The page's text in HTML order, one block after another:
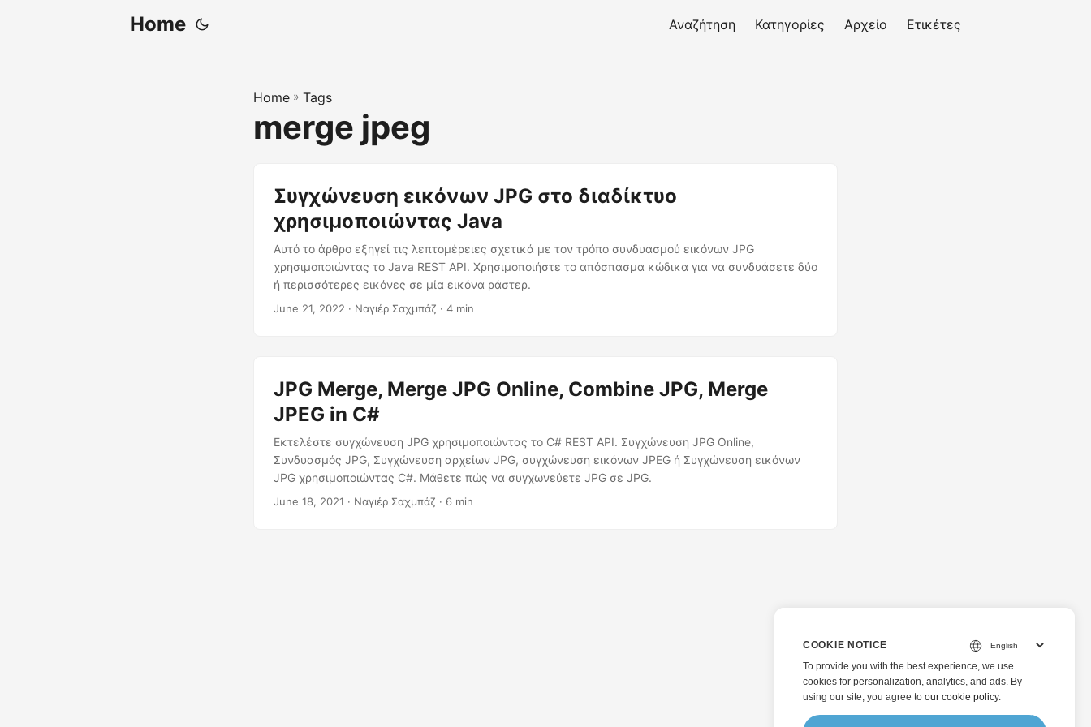
Home Αναζήτηση Κατηγορίες Αρχείο Ετικέτες
Home » Tags
merge jpeg
Συγχώνευση εικόνων JPG στο διαδίκτυο
χρησιμοποιώντας Java
Αυτό το άρθρο εξηγεί τις λεπτομέρειες σχετικά με τον τρόπο συνδυασμού εικόνων JPG
χρησιμοποιώντας το Java REST API. Χρησιμοποιήστε το απόσπασμα κώδικα για να συνδυάσετε δύο
ή περισσότερες εικόνες σε μία εικόνα ράστερ.
June 21, 2022 · Ναγιέρ Σαχμπάζ · 4 min
JPG Merge, Merge JPG Online, Combine JPG, Merge
JPEG in C#
Εκτελέστε συγχώνευση JPG χρησιμοποιώντας το C# REST API. Συγχώνευση JPG Online,
Συνδυασμός JPG, Συγχώνευση αρχείων JPG, συγχώνευση εικόνων JPEG ή Συγχώνευση εικόνων
JPG χρησιμοποιώντας C#. Μάθετε πώς να συγχωνεύετε JPG σε JPG.
June 18, 2021 · Ναγιέρ Σαχμπάζ · 6 min
COOKIE NOTICE
To provide you with the best experience, we use
cookies for personalization, analytics, and ads. By
using our site, you agree to our cookie policy.